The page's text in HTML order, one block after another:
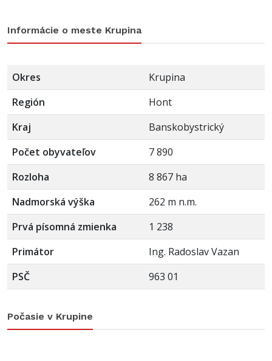
Informácie o meste Krupina
Okres
Krupina
Región
Hont
Kraj
Banskobystrický
Počet obyvateľov
7 890
Rozloha
8 867 ha
Nadmorská výška
262 m n.m.
Prvá písomná zmienka
1 238
Primátor
Ing. Radoslav Vazan
PSČ
963 01
Počasie v Krupine